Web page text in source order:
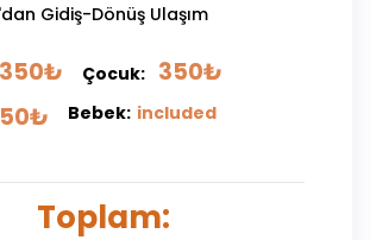
Gidiş-Dönüş Ulaşım
350₺ Çocuk: 350₺
₺ Bebek: included
Toplam: